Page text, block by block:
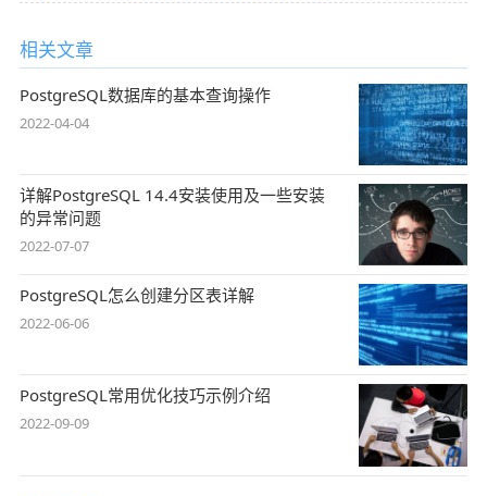
相关文章
PostgreSQL数据库的基本查询操作
2022-04-04
详解PostgreSQL 14.4安装使用及一些安装
的异常问题
2022-07-07
PostgreSQL怎么创建分区表详解
2022-06-06
PostgreSQL常用优化技巧示例介绍
2022-09-09